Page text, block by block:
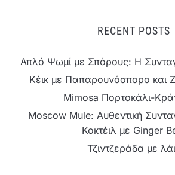
RECENT POSTS
Απλό Ψωμί με Σπόρους: Η
Κέικ με Παπαρουνόσπορο και
Mimosa Πορτοκάλι-
Moscow Mule: Αυθεντική
Κοκτέιλ με Ginger
Τζιντζεράδα με